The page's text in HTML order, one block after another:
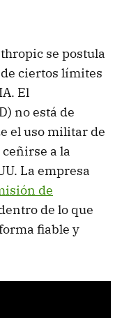
se postula
ciertos límites
El
no está de
el uso militar de
a la
La empresa
de
de lo que
fiable y